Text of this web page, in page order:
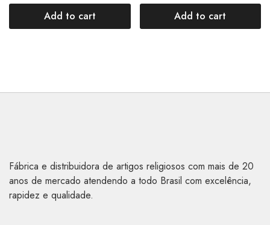
Add to cart Add to cart
Fábrica e distribuidora de artigos religiosos com mais de 20
anos de mercado atendendo a todo Brasil com excelência,
rapidez e qualidade.